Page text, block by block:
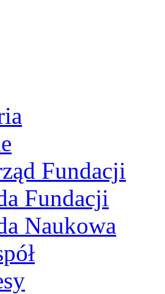
Fundacji
Fundacji
Naukowa